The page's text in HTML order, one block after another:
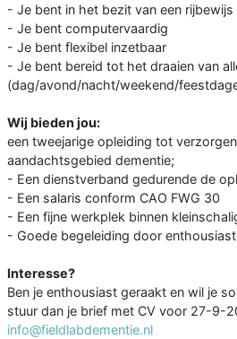
- Je bent in het bezit van een
- Je bent computervaardig
- Je bent flexibel inzetbaar
- Je bent bereid tot het draaien van
(dag/avond/nacht/weekend/
Wij bieden jou:
een tweejarige opleiding tot
aandachtsgebied dementie;
- Een dienstverband gedurende de
- Een salaris conform CAO FWG 30
- Een fijne werkplek binnen
- Goede begeleiding door
Interesse?
Ben je enthousiast geraakt en wil je
stuur dan je brief met CV voor 27-9-
info@fieldlabdementie.nl